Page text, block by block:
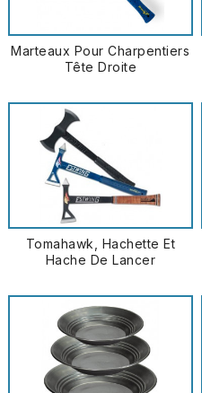
Marteaux Pour Charpentiers
Tête Droite
Tomahawk, Hachette Et
Hache De Lancer